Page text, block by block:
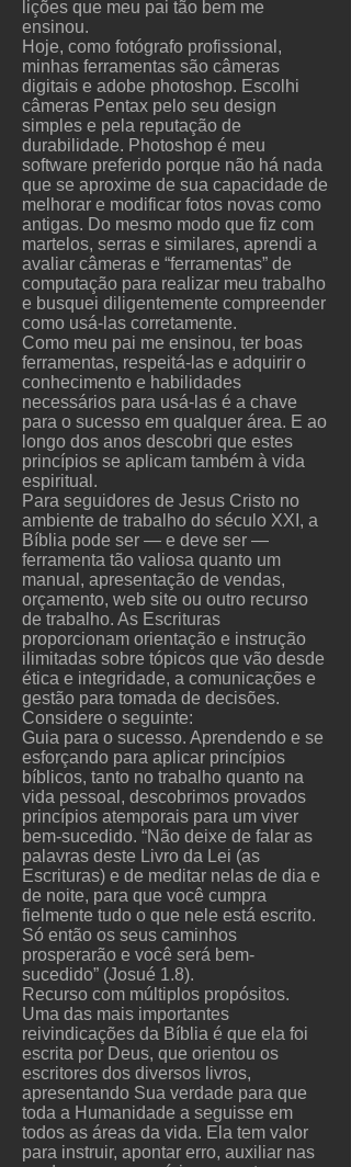
lições que meu pai tão bem me
ensinou.
Hoje, como fotógrafo profissional,
minhas ferramentas são câmeras
digitais e adobe photoshop. Escolhi
câmeras Pentax pelo seu design
simples e pela reputação de
durabilidade. Photoshop é meu
software preferido porque não há nada
que se aproxime de sua capacidade de
melhorar e modificar fotos novas como
antigas. Do mesmo modo que fiz com
martelos, serras e similares, aprendi a
avaliar câmeras e “ferramentas” de
computação para realizar meu trabalho
e busquei diligentemente compreender
como usá-las corretamente.
Como meu pai me ensinou, ter boas
ferramentas, respeitá-las e adquirir o
conhecimento e habilidades
necessários para usá-las é a chave
para o sucesso em qualquer área. E ao
longo dos anos descobri que estes
princípios se aplicam também à vida
espiritual.
Para seguidores de Jesus Cristo no
ambiente de trabalho do século XXI, a
Bíblia pode ser — e deve ser —
ferramenta tão valiosa quanto um
manual, apresentação de vendas,
orçamento, web site ou outro recurso
de trabalho. As Escrituras
proporcionam orientação e instrução
ilimitadas sobre tópicos que vão desde
ética e integridade, a comunicações e
gestão para tomada de decisões.
Considere o seguinte:
Guia para o sucesso. Aprendendo e se
esforçando para aplicar princípios
bíblicos, tanto no trabalho quanto na
vida pessoal, descobrimos provados
princípios atemporais para um viver
bem-sucedido. “Não deixe de falar as
palavras deste Livro da Lei (as
Escrituras) e de meditar nelas de dia e
de noite, para que você cumpra
fielmente tudo o que nele está escrito.
Só então os seus caminhos
prosperarão e você será bem-
sucedido” (Josué 1.8).
Recurso com múltiplos propósitos.
Uma das mais importantes
reivindicações da Bíblia é que ela foi
escrita por Deus, que orientou os
escritores dos diversos livros,
apresentando Sua verdade para que
toda a Humanidade a seguisse em
todos as áreas da vida. Ela tem valor
para instruir, apontar erro, auxiliar nas